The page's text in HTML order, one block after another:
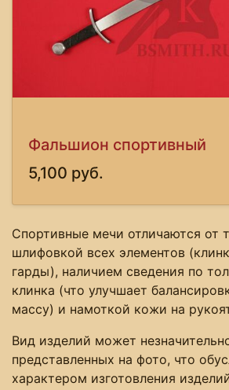
Фальшион спортивный
5,100 руб.
Спортивные мечи отличаются от
шлифовкой всех элементов
гарды), наличием сведения по
клинка (что улучшает
массу) и намоткой кожи на
Вид изделий может
представленных на фото, что
характером изготовления